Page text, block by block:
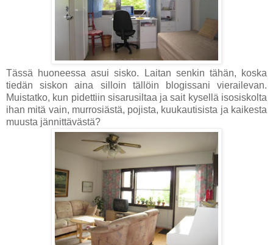
Tässä huoneessa asui sisko. Laitan senkin tähän, koska
tiedän siskon aina silloin tällöin blogissani vierailevan.
Muistatko, kun pidettiin sisarusiltaa ja sait kysellä isosiskolta
ihan mitä vain, murrosiästä, pojista, kuukautisista ja kaikesta
muusta jännittävästä?